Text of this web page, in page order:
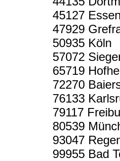
45127
47929
50935 Köln
57072
65719
72270
76133
79117
80539
93047
99955 Bad